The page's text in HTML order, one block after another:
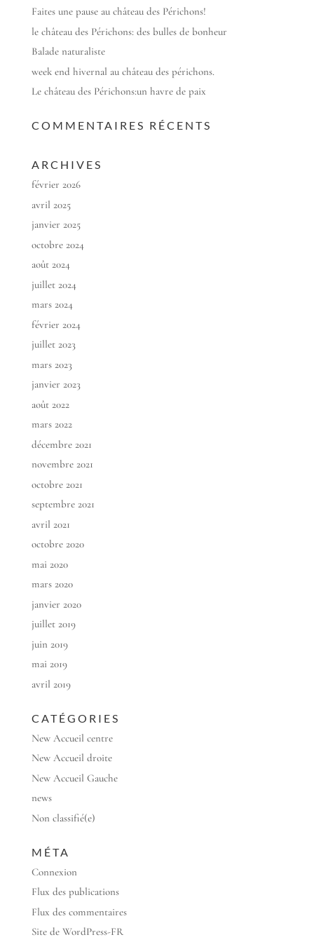
Faites une pause au château des Périchons!
le château des Périchons: des bulles de bonheur
Balade naturaliste
week end hivernal au château des périchons.
Le château des Périchons:un havre de paix
COMMENTAIRES RÉCENTS
ARCHIVES
février 2026
avril 2025
janvier 2025
octobre 2024
août 2024
juillet 2024
mars 2024
février 2024
juillet 2023
mars 2023
janvier 2023
août 2022
mars 2022
décembre 2021
novembre 2021
octobre 2021
septembre 2021
avril 2021
octobre 2020
mai 2020
mars 2020
janvier 2020
juillet 2019
juin 2019
mai 2019
avril 2019
CATÉGORIES
New Accueil centre
New Accueil droite
New Accueil Gauche
news
Non classifié(e)
MÉTA
Connexion
Flux des publications
Flux des commentaires
Site de WordPress-FR